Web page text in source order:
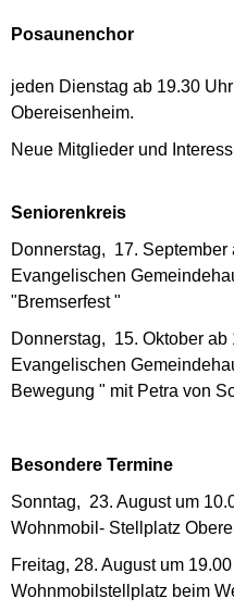
Posaunenchor
jeden Dienstag ab 19.30
Obereisenheim.
Neue Mitglieder und
Seniorenkreis
Donnerstag, 17.
Evangelischen
"Bremserfest "
Donnerstag, 15. Oktober ab
Evangelischen
Bewegung " mit Petra von
Besondere Termine
Sonntag, 23. August um
Wohnmobil- Stellplatz
Freitag, 28. August um
Wohnmobilstellplatz beim